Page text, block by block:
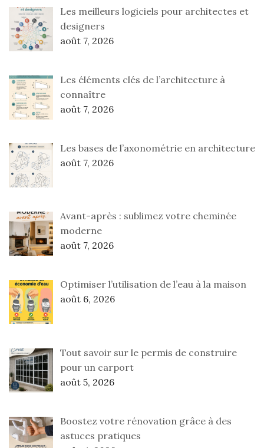
Les meilleurs logiciels pour architectes et
designers
août 7, 2026
Les éléments clés de l’architecture à
connaître
août 7, 2026
Les bases de l’axonométrie en architecture
août 7, 2026
Avant-après : sublimez votre cheminée
moderne
août 7, 2026
Optimiser l’utilisation de l’eau à la maison
août 6, 2026
Tout savoir sur le permis de construire
pour un carport
août 5, 2026
Boostez votre rénovation grâce à des
astuces pratiques